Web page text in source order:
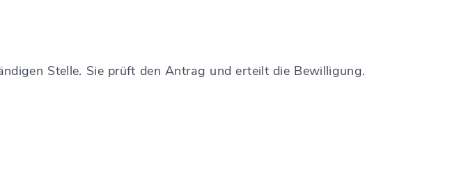
Stelle. Sie prüft den Antrag und erteilt die Bewilligung.